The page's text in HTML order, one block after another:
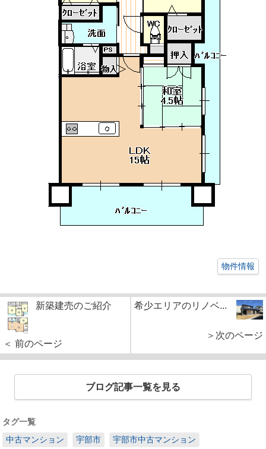
物件情報
新築建売のご紹介
＜ 前のページ
希少エリアのリノベ...
＞次のページ
ブログ記事一覧を見る
タグ一覧
中古マンション
宇部市 宇部市中古マンション